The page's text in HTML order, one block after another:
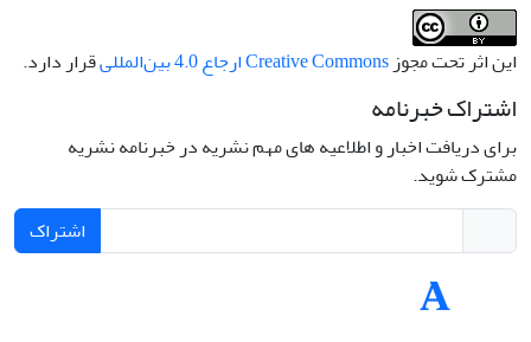
این اثر تحت مجوزCreative Commons ارجاع 4.0 بین‌المللی قرار دارد.
اشتراک خبرنامه
برای دریافت اخبار و اطلاعیه های مهم نشریه در خبرنامه نشریه
مشترک شوید.
اشتراک